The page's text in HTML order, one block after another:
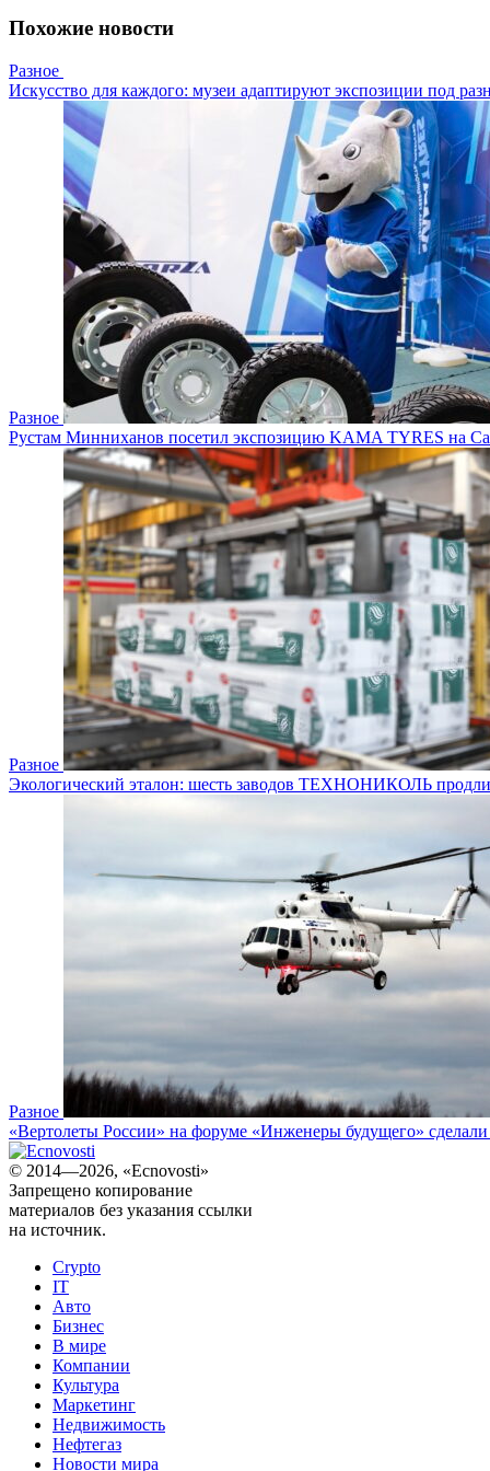
Похожие новости
Разное
Искусство для каждого: музеи адаптируют экспозиции под
Разное
Рустам Минниханов посетил экспозицию KAMA TYRES на
Разное
Экологический эталон: шесть заводов ТЕХНОНИКОЛЬ
Разное
«Вертолеты России» на форуме «Инженеры будущего» сделали
© 2014—2026, «Ecnovosti»
Запрещено копирование
материалов без указания ссылки
на источник.
Crypto
IT
Авто
Бизнес
В мире
Компании
Культура
Маркетинг
Недвижимость
Нефтегаз
Новости мира